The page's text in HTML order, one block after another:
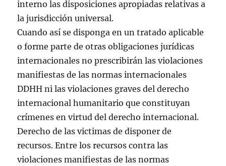
interno las disposiciones apropiadas relativas a
la jurisdicción universal.
Cuando así se disponga en un tratado aplicable
o forme parte de otras obligaciones jurídicas
internacionales no prescribirán las violaciones
manifiestas de las normas internacionales
DDHH ni las violaciones graves del derecho
internacional humanitario que constituyan
crímenes en virtud del derecho internacional.
Derecho de las victimas de disponer de
recursos. Entre los recursos contra las
violaciones manifiestas de las normas